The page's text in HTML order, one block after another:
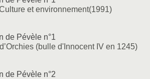
et environnement(1991)
de Pévèle n°1
d’Orchies (bulle d'Innocent IV en 1245)
de Pévèle n°2